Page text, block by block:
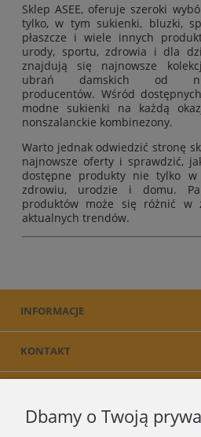
Sklep ASEE, oferuje szeroki
tylko, w tym sukienki, bluzki,
płaszcze i wiele innych
urody, sportu, zdrowia i dla
znajdują się najnowsze
ubrań damskich od
producentów. Wśród
modne sukienki na każdą
nonszalanckie kombinezony.
Warto jednak odwiedzić stronę
najnowsze oferty i sprawdzić,
dostępne produkty nie tylko
zdrowiu, urodzie i domu.
produktów może się różnić w
aktualnych trendów.
INFORMACJE
KONTAKT
Dbamy o Twoją